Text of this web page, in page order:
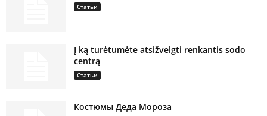
Статьи
Į ką turėtumėte atsižvelgti renkantis sodo
centrą
Статьи
Костюмы Деда Мороза